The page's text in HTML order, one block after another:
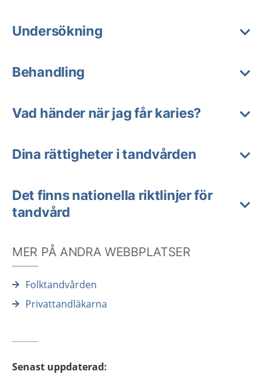
Undersökning
Behandling
Vad händer när jag får karies?
Dina rättigheter i tandvården
Det finns nationella riktlinjer för
tandvård
MER PÅ ANDRA WEBBPLATSER
Folktandvården
Privattandläkarna
Senast uppdaterad: